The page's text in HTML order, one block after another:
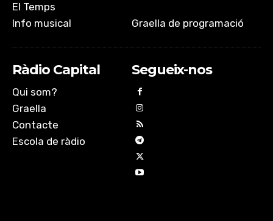
El Temps
Info musical
Graella de programació
Ràdio Capital
Qui som?
Graella
Contacte
Escola de ràdio
Segueix-nos